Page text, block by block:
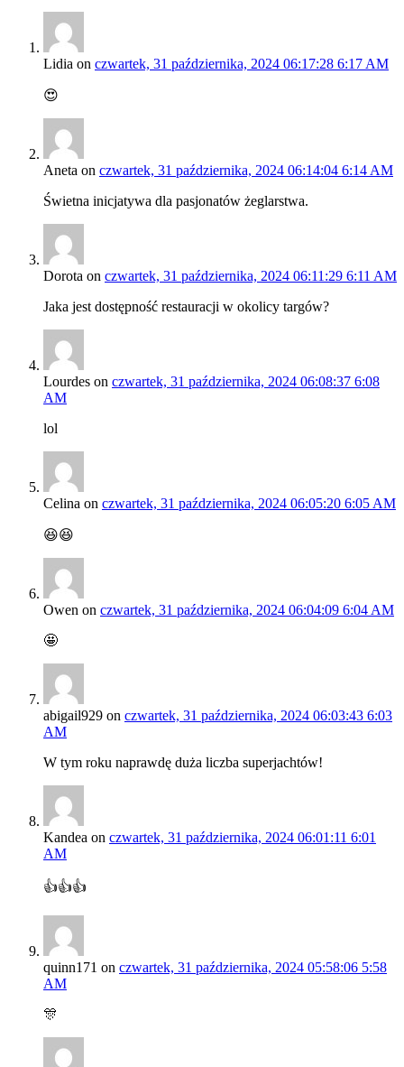
Lidia on czwartek, 31 października, 2024 06:17:28 6:17 AM
😍
Aneta on czwartek, 31 października, 2024 06:14:04 6:14 AM
Świetna inicjatywa dla pasjonatów żeglarstwa.
Dorota on czwartek, 31 października, 2024 06:11:29 6:11 AM
Jaka jest dostępność restauracji w okolicy targów?
Lourdes on czwartek, 31 października, 2024 06:08:37 6:08
AM
lol
Celina on czwartek, 31 października, 2024 06:05:20 6:05 AM
😆😆
Owen on czwartek, 31 października, 2024 06:04:09 6:04 AM
🤩
abigail929 on czwartek, 31 października, 2024 06:03:43 6:03
AM
W tym roku naprawdę duża liczba superjachtów!
Kandea on czwartek, 31 października, 2024 06:01:11 6:01
AM
👍👍👍
quinn171 on czwartek, 31 października, 2024 05:58:06 5:58
AM
🎊